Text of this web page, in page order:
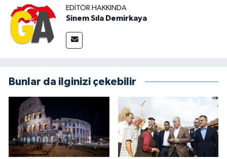
EDITÖR HAKKINDA
Sinem Sıla Demirkaya
Bunlar da ilginizi çekebilir